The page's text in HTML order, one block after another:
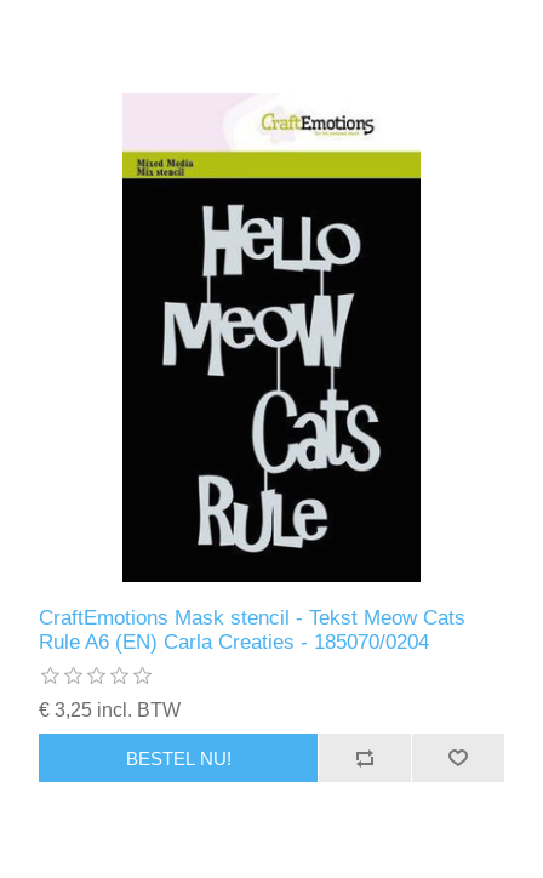
CraftEmotions Mask stencil - Tekst Meow Cats
Rule A6 (EN) Carla Creaties - 185070/0204
€ 3,25 incl. BTW
BESTEL NU!